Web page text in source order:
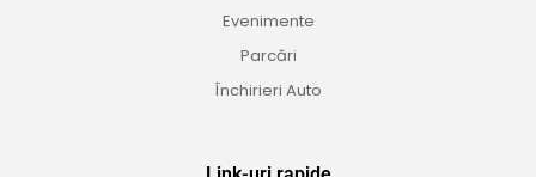
Evenimente
Parcări
Închirieri Auto